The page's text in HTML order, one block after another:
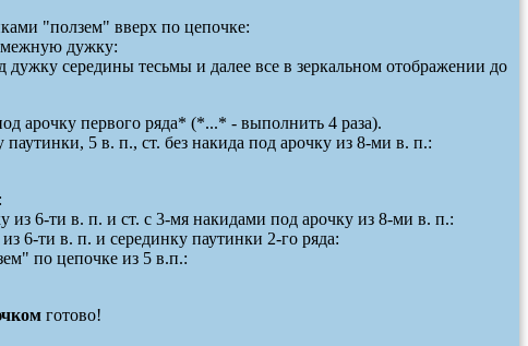
"ползем" вверх по цепочке:
дужку:
дужку середины тесьмы и далее все в зеркальном отображении до
арочку первого ряда* (*...* - выполнить 4 раза).
5 в. п., ст. без накида под арочку из 8-ми в. п.:
из 6-ти в. п. и ст. с 3-мя накидами под арочку из 8-ми в. п.:
6-ти в. п. и серединку паутинки 2-го ряда:
по цепочке из 5 в.п.:
готово!